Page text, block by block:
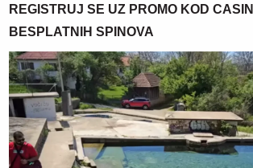
REGISTRUJ SE UZ PROMO KOD
BESPLATNIH SPINOVA